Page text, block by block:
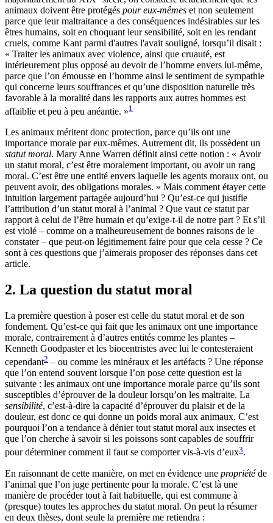
animaux doivent être protégés pour eux-mêmes et non seulement
parce que leur maltraitance a des conséquences indésirables sur les
êtres humains, soit en choquant leur sensibilité, soit en les rendant
cruels, comme Kant parmi d'autres l'avait souligné, lorsqu’il disait :
« Traiter les animaux avec violence, ainsi que cruauté, est
intérieurement plus opposé au devoir de l’homme envers lui-même,
parce que l’on émousse en l’homme ainsi le sentiment de sympathie
qui concerne leurs souffrances et qu’une disposition naturelle très
favorable à la moralité dans les rapports aux autres hommes est
affaiblie et peu à peu anéantie. »1
Les animaux méritent donc protection, parce qu’ils ont une
importance morale par eux-mêmes. Autrement dit, ils possèdent un
statut moral. Mary Anne Warren définit ainsi cette notion : « Avoir
un statut moral, c’est être moralement important, ou avoir un rang
moral. C’est être une entité envers laquelle les agents moraux ont, ou
peuvent avoir, des obligations morales. » Mais comment étayer cette
intuition largement partagée aujourd’hui ? Qu’est-ce qui justifie
l’attribution d’un statut moral à l’animal ? Que vaut ce statut par
rapport à celui de l’être humain et qu’exige-t-il de notre part ? Et s’il
est violé – comme on a malheureusement de bonnes raisons de le
constater – que peut-on légitimement faire pour que cela cesse ? Ce
sont à ces questions que j’aimerais proposer des réponses dans cet
article.
2. La question du statut moral
La première question à poser est celle du statut moral et de son
fondement. Qu’est-ce qui fait que les animaux ont une importance
morale, contrairement à d’autres entités comme les plantes –
Kenneth Goodpaster et les biocentristes avec lui le contesteraient
cependant2 – ou comme les minéraux et les artéfacts ? Une réponse
que l’on entend souvent lorsque l’on pose cette question est la
suivante : les animaux ont une importance morale parce qu’ils sont
susceptibles d’éprouver de la douleur lorsqu’on les maltraite. La
sensibilité, c’est-à-dire la capacité d’éprouver du plaisir et de la
douleur, est donc ce qui donne un poids moral aux animaux. C’est
pourquoi l’on a tendance à dénier tout statut moral aux insectes et
que l’on cherche à savoir si les poissons sont capables de souffrir
pour déterminer comment il faut se comporter vis-à-vis d’eux3.
En raisonnant de cette manière, on met en évidence une propriétéde
l’animal que l’on juge pertinente pour la morale. C’est là une
manière de procéder tout à fait habituelle, qui est commune à
(presque) toutes les approches du statut moral. On peut la résumer
en deux thèses, dont seule la première me retiendra :